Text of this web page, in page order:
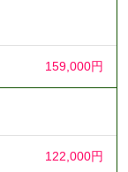
159,000円
122,000円